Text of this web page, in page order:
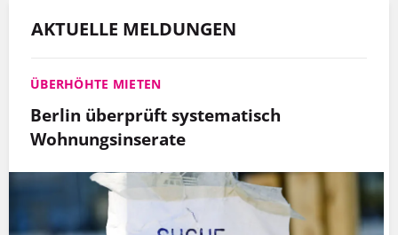
AKTUELLE MELDUNGEN
ÜBERHÖHTE MIETEN
Berlin überprüft systematisch
Wohnungsinserate